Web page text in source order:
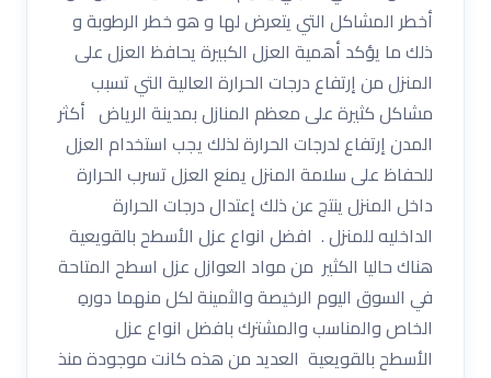
أخطر المشاكل التي يتعرض لها و هو خطر الرطوبة و
ذلك ما يؤكد أهمية العزل الكبيرة يحافظ العزل على
المنزل من إرتفاع درجات الحرارة العالية التي تسبب
مشاكل كثيرة على معظم المنازل بمدينة الرياض أكثر
المدن إرتفاع لدرجات الحرارة لذلك يجب استخدام العزل
للحفاظ على سلامة المنزل يمنع العزل تسرب الحرارة
داخل المنزل ينتج عن ذلك إعتدال درجات الحرارة
الداخليه للمنزل . افضل انواع عزل الأسطح بالقويعية
هناك حاليا الكثير من مواد العوازل عزل اسطح المتاحة
في السوق اليوم الرخيصة والثمينة لكل منهما دورهِ
الخاص والمناسب والمشترك بافضل انواع عزل
الأسطح بالقويعية العديد من هذه كانت موجودة منذ